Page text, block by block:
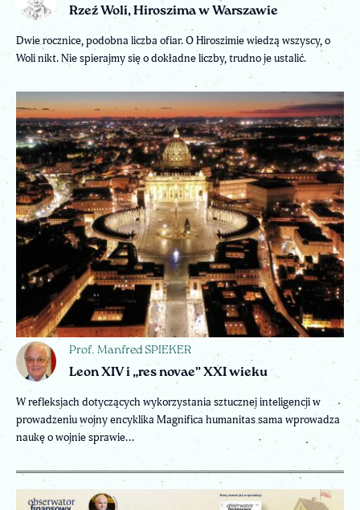
Rzeź Woli, Hiroszima w Warszawie
Dwie rocznice, podobna liczba ofiar. O Hiroszimie wiedzą wszyscy, o
Woli nikt. Nie spierajmy się o dokładne liczby, trudno je ustalić.
Prof. Manfred SPIEKER
Leon XIV i „res novae” XXI wieku
W refleksjach dotyczących wykorzystania sztucznej inteligencji w
prowadzeniu wojny encyklika Magnifica humanitas sama wprowadza
naukę o wojnie sprawie...